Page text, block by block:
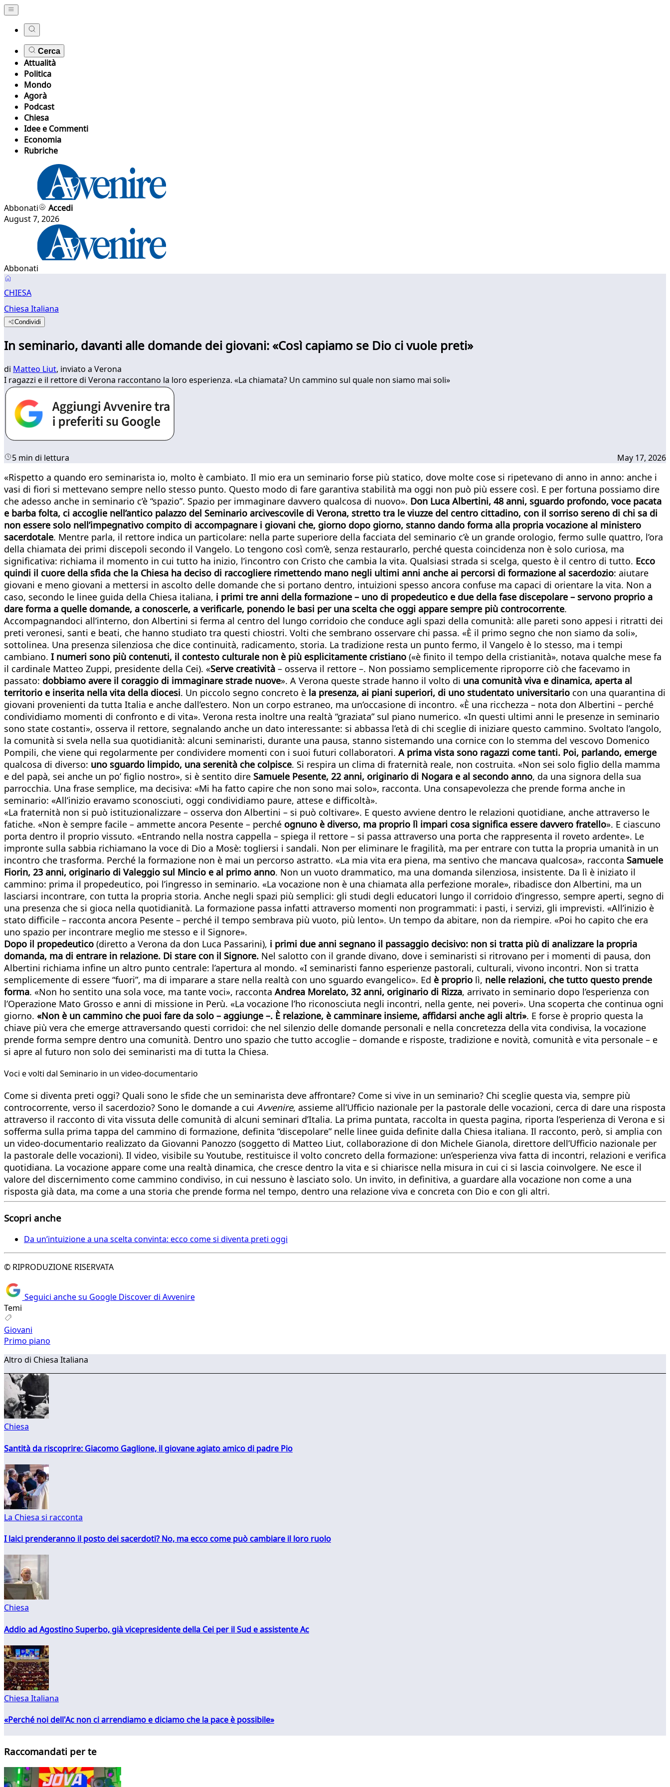
Cerca
Attualità
Politica
Mondo
Agorà
Podcast
Chiesa
Idee e Commenti
Economia
Rubriche
Abbonati
Accedi
August 7, 2026
Abbonati
CHIESA
Chiesa Italiana
Condividi
In seminario, davanti alle domande dei giovani: «Così capiamo se Dio ci vuole preti»
di Matteo Liut, inviato a Verona
I ragazzi e il rettore di Verona raccontano la loro esperienza. «La chiamata? Un cammino sul quale non siamo mai soli»
5 min di lettura May 17, 2026
«Rispetto a quando ero seminarista io, molto è cambiato. Il mio era un seminario forse più statico, dove molte cose si ripetevano di anno in anno: anche i
vasi di fiori si mettevano sempre nello stesso punto. Questo modo di fare garantiva stabilità ma oggi non può più essere così. E per fortuna possiamo dire
che adesso anche in seminario c’è “spazio”. Spazio per immaginare davvero qualcosa di nuovo». Don Luca Albertini, 48 anni, sguardo profondo, voce pacata
e barba folta, ci accoglie nell’antico palazzo del Seminario arcivescovile di Verona, stretto tra le viuzze del centro cittadino, con il sorriso sereno di chi sa di
non essere solo nell’impegnativo compito di accompagnare i giovani che, giorno dopo giorno, stanno dando forma alla propria vocazione al ministero
sacerdotale. Mentre parla, il rettore indica un particolare: nella parte superiore della facciata del seminario c’è un grande orologio, fermo sulle quattro, l’ora
della chiamata dei primi discepoli secondo il Vangelo. Lo tengono così com’è, senza restaurarlo, perché questa coincidenza non è solo curiosa, ma
significativa: richiama il momento in cui tutto ha inizio, l’incontro con Cristo che cambia la vita. Qualsiasi strada si scelga, questo è il centro di tutto. Ecco
quindi il cuore della sfida che la Chiesa ha deciso di raccogliere rimettendo mano negli ultimi anni anche ai percorsi di formazione al sacerdozio: aiutare
giovani e meno giovani a mettersi in ascolto delle domande che si portano dentro, intuizioni spesso ancora confuse ma capaci di orientare la vita. Non a
caso, secondo le linee guida della Chiesa italiana, i primi tre anni della formazione – uno di propedeutico e due della fase discepolare – servono proprio a
dare forma a quelle domande, a conoscerle, a verificarle, ponendo le basi per una scelta che oggi appare sempre più controcorrente.
Accompagnandoci all’interno, don Albertini si ferma al centro del lungo corridoio che conduce agli spazi della comunità: alle pareti sono appesi i ritratti dei
preti veronesi, santi e beati, che hanno studiato tra questi chiostri. Volti che sembrano osservare chi passa. «È il primo segno che non siamo da soli»,
sottolinea. Una presenza silenziosa che dice continuità, radicamento, storia. La tradizione resta un punto fermo, il Vangelo è lo stesso, ma i tempi
cambiano. I numeri sono più contenuti, il contesto culturale non è più esplicitamente cristiano («è finito il tempo della cristianità», notava qualche mese fa
il cardinale Matteo Zuppi, presidente della Cei). «Serve creatività – osserva il rettore –. Non possiamo semplicemente riproporre ciò che facevamo in
passato: dobbiamo avere il coraggio di immaginare strade nuove». A Verona queste strade hanno il volto di una comunità viva e dinamica, aperta al
territorio e inserita nella vita della diocesi. Un piccolo segno concreto è la presenza, ai piani superiori, di uno studentato universitario con una quarantina di
giovani provenienti da tutta Italia e anche dall’estero. Non un corpo estraneo, ma un’occasione di incontro. «È una ricchezza – nota don Albertini – perché
condividiamo momenti di confronto e di vita». Verona resta inoltre una realtà “graziata” sul piano numerico. «In questi ultimi anni le presenze in seminario
sono state costanti», osserva il rettore, segnalando anche un dato interessante: si abbassa l’età di chi sceglie di iniziare questo cammino. Svoltato l’angolo,
la comunità si svela nella sua quotidianità: alcuni seminaristi, durante una pausa, stanno sistemando una cornice con lo stemma del vescovo Domenico
Pompili, che viene qui regolarmente per condividere momenti con i suoi futuri collaboratori. A prima vista sono ragazzi come tanti. Poi, parlando, emerge
qualcosa di diverso: uno sguardo limpido, una serenità che colpisce. Si respira un clima di fraternità reale, non costruita. «Non sei solo figlio della mamma
e del papà, sei anche un po’ figlio nostro», si è sentito dire Samuele Pesente, 22 anni, originario di Nogara e al secondo anno, da una signora della sua
parrocchia. Una frase semplice, ma decisiva: «Mi ha fatto capire che non sono mai solo», racconta. Una consapevolezza che prende forma anche in
seminario: «All’inizio eravamo sconosciuti, oggi condividiamo paure, attese e difficoltà».
«La fraternità non si può istituzionalizzare – osserva don Albertini – si può coltivare». E questo avviene dentro le relazioni quotidiane, anche attraverso le
fatiche. «Non è sempre facile – ammette ancora Pesente – perché ognuno è diverso, ma proprio lì impari cosa significa essere davvero fratello». E ciascuno
porta dentro il proprio vissuto. «Entrando nella nostra cappella – spiega il rettore – si passa attraverso una porta che rappresenta il roveto ardente». Le
impronte sulla sabbia richiamano la voce di Dio a Mosè: togliersi i sandali. Non per eliminare le fragilità, ma per entrare con tutta la propria umanità in un
incontro che trasforma. Perché la formazione non è mai un percorso astratto. «La mia vita era piena, ma sentivo che mancava qualcosa», racconta Samuele
Fiorin, 23 anni, originario di Valeggio sul Mincio e al primo anno. Non un vuoto drammatico, ma una domanda silenziosa, insistente. Da lì è iniziato il
cammino: prima il propedeutico, poi l’ingresso in seminario. «La vocazione non è una chiamata alla perfezione morale», ribadisce don Albertini, ma un
lasciarsi incontrare, con tutta la propria storia. Anche negli spazi più semplici: gli studi degli educatori lungo il corridoio d’ingresso, sempre aperti, segno di
una presenza che si gioca nella quotidianità. La formazione passa infatti attraverso momenti non programmati: i pasti, i servizi, gli imprevisti. «All’inizio è
stato difficile – racconta ancora Pesente – perché il tempo sembrava più vuoto, più lento». Un tempo da abitare, non da riempire. «Poi ho capito che era
uno spazio per incontrare meglio me stesso e il Signore».
Dopo il propedeutico (diretto a Verona da don Luca Passarini), i primi due anni segnano il passaggio decisivo: non si tratta più di analizzare la propria
domanda, ma di entrare in relazione. Di stare con il Signore. Nel salotto con il grande divano, dove i seminaristi si ritrovano per i momenti di pausa, don
Albertini richiama infine un altro punto centrale: l’apertura al mondo. «I seminaristi fanno esperienze pastorali, culturali, vivono incontri. Non si tratta
semplicemente di essere “fuori”, ma di imparare a stare nella realtà con uno sguardo evangelico». Ed è proprio lì, nelle relazioni, che tutto questo prende
forma. «Non ho sentito una sola voce, ma tante voci», racconta Andrea Morelato, 32 anni, originario di Rizza, arrivato in seminario dopo l’esperienza con
l’Operazione Mato Grosso e anni di missione in Perù. «La vocazione l’ho riconosciuta negli incontri, nella gente, nei poveri». Una scoperta che continua ogni
giorno. «Non è un cammino che puoi fare da solo – aggiunge –. È relazione, è camminare insieme, affidarsi anche agli altri». E forse è proprio questa la
chiave più vera che emerge attraversando questi corridoi: che nel silenzio delle domande personali e nella concretezza della vita condivisa, la vocazione
prende forma sempre dentro una comunità. Dentro uno spazio che tutto accoglie – domande e risposte, tradizione e novità, comunità e vita personale – e
si apre al futuro non solo dei seminaristi ma di tutta la Chiesa.
Voci e volti dal Seminario in un video-documentario
Come si diventa preti oggi? Quali sono le sfide che un seminarista deve affrontare? Come si vive in un seminario? Chi sceglie questa via, sempre più
controcorrente, verso il sacerdozio? Sono le domande a cui Avvenire, assieme all’Ufficio nazionale per la pastorale delle vocazioni, cerca di dare una risposta
attraverso il racconto di vita vissuta delle comunità di alcuni seminari d’Italia. La prima puntata, raccolta in questa pagina, riporta l’esperienza di Verona e si
sofferma sulla prima tappa del cammino di formazione, definita “discepolare” nelle linee guida definite dalla Chiesa italiana. Il racconto, però, si amplia con
un video-documentario realizzato da Giovanni Panozzo (soggetto di Matteo Liut, collaborazione di don Michele Gianola, direttore dell’Ufficio nazionale per
la pastorale delle vocazioni). Il video, visibile su Youtube, restituisce il volto concreto della formazione: un’esperienza viva fatta di incontri, relazioni e verifica
quotidiana. La vocazione appare come una realtà dinamica, che cresce dentro la vita e si chiarisce nella misura in cui ci si lascia coinvolgere. Ne esce il
valore del discernimento come cammino condiviso, in cui nessuno è lasciato solo. Un invito, in definitiva, a guardare alla vocazione non come a una
risposta già data, ma come a una storia che prende forma nel tempo, dentro una relazione viva e concreta con Dio e con gli altri.
Scopri anche
Da un’intuizione a una scelta convinta: ecco come si diventa preti oggi
© RIPRODUZIONE RISERVATA
Seguici anche su Google Discover di Avvenire
Temi
Giovani
Primo piano
Altro di Chiesa Italiana
Chiesa
Santità da riscoprire: Giacomo Gaglione, il giovane agiato amico di padre Pio
La Chiesa si racconta
I laici prenderanno il posto dei sacerdoti? No, ma ecco come può cambiare il loro ruolo
Chiesa
Addio ad Agostino Superbo, già vicepresidente della Cei per il Sud e assistente Ac
Chiesa Italiana
«Perché noi dell'Ac non ci arrendiamo e diciamo che la pace è possibile»
Raccomandati per te